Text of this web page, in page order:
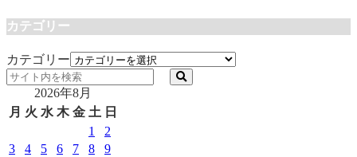
カテゴリー
カテゴリー
2026年8月
月 火 水 木 金 土 日
1
2
3
4 5 6 7 8
9